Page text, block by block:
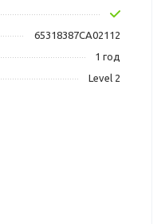
65318387CA02112
1 год
Level 2